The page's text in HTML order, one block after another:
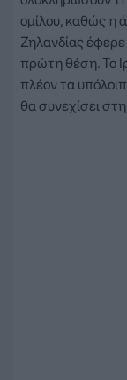
ομίλου, καθώς η
Ζηλανδίας
πρώτη θέση. Το
πλέον τα
θα συνεχίσει